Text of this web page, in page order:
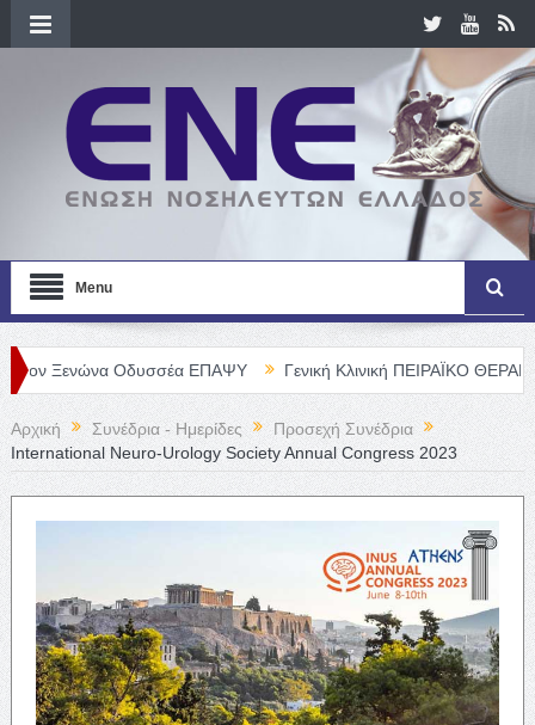
Menu
Οδυσσέα ΕΠΑΨΥ Γενική Κλινική ΠΕΙΡΑΪΚΟ ΘΕΡΑΠΕΥΤΗΡΙΟ
Αρχική Συνέδρια - Ημερίδες
Προσεχή Συνέδρια
International Neuro-Urology Society Annual Congress 2023